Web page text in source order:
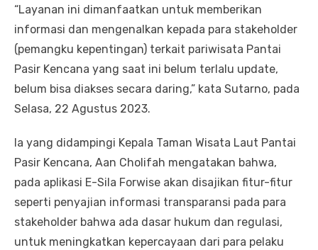
“Layanan ini dimanfaatkan untuk memberikan
informasi dan mengenalkan kepada para stakeholder
(pemangku kepentingan) terkait pariwisata Pantai
Pasir Kencana yang saat ini belum terlalu update,
belum bisa diakses secara daring,” kata Sutarno, pada
Selasa, 22 Agustus 2023.
Ia yang didampingi Kepala Taman Wisata Laut Pantai
Pasir Kencana, Aan Cholifah mengatakan bahwa,
pada aplikasi E-Sila Forwise akan disajikan fitur-fitur
seperti penyajian informasi transparansi pada para
stakeholder bahwa ada dasar hukum dan regulasi,
untuk meningkatkan kepercayaan dari para pelaku